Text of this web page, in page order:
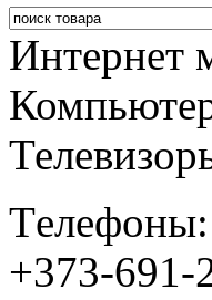
Интернет
+373-691-